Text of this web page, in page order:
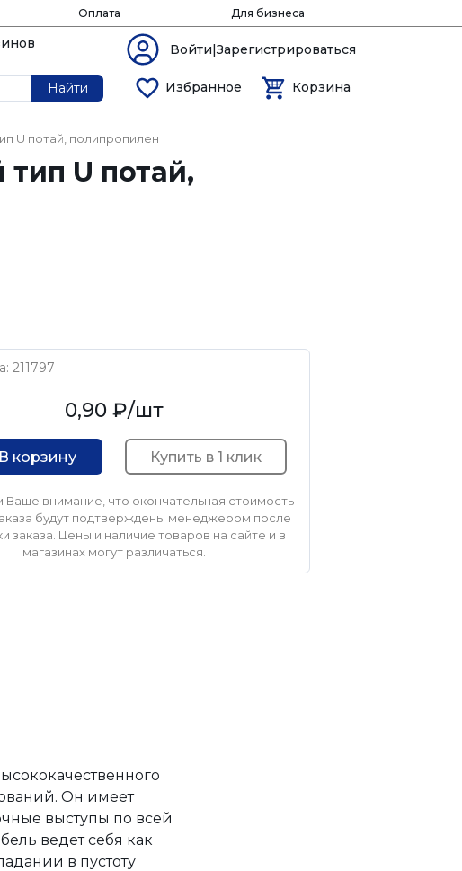
Оплата Для бизнеса
Войти|Зарегистрироваться
Найти Избранное Корзина
U потай, полипропилен
U потай,
211797
0,90 ₽/шт
В корзину Купить в 1 клик
внимание, что окончательная стоимость
будут подтверждены менеджером после
заказа. Цены и наличие товаров на сайте и в
магазинах могут различаться.
Он имеет
выступы по всей
ведет себя как
в пустоту